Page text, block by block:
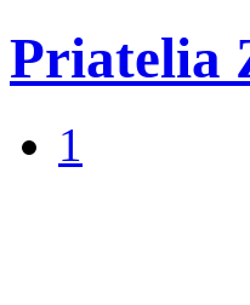
Priatelia
1